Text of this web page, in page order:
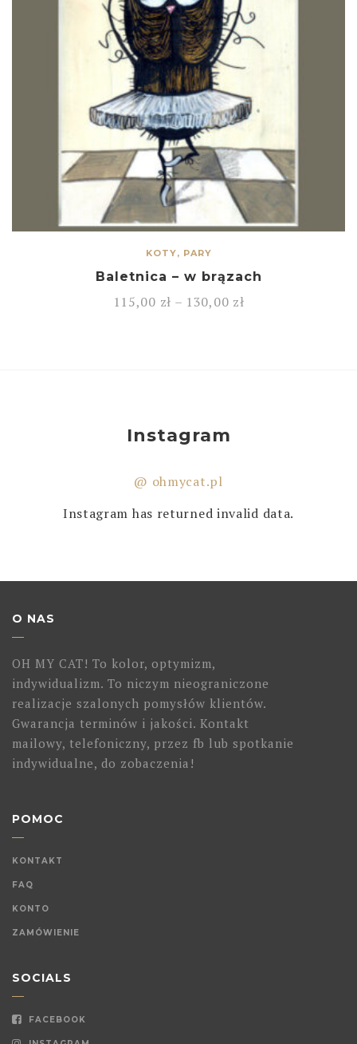
KOTY, PARY
Baletnica – w brązach
115,00 zł – 130,00 zł
Instagram
@ ohmycat.pl
Instagram has returned invalid data.
O NAS
OH MY CAT! To kolor, optymizm,
indywidualizm. To niczym nieograniczone
realizacje szalonych pomysłów klientów.
Gwarancja terminów i jakości. Kontakt
mailowy, telefoniczny, przez fb lub spotkanie
indywidualne, do zobaczenia!
POMOC
KONTAKT
FAQ
KONTO
ZAMÓWIENIE
SOCIALS
FACEBOOK